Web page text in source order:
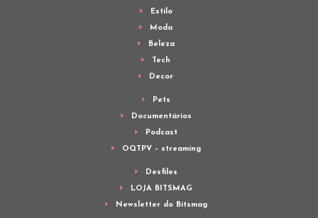
Estilo
Moda
Beleza
Tech
Decor
Pets
Documentários
Podcast
OQTPV – streaming
Desfiles
LOJA BITSMAG
Newsletter do Bitsmag